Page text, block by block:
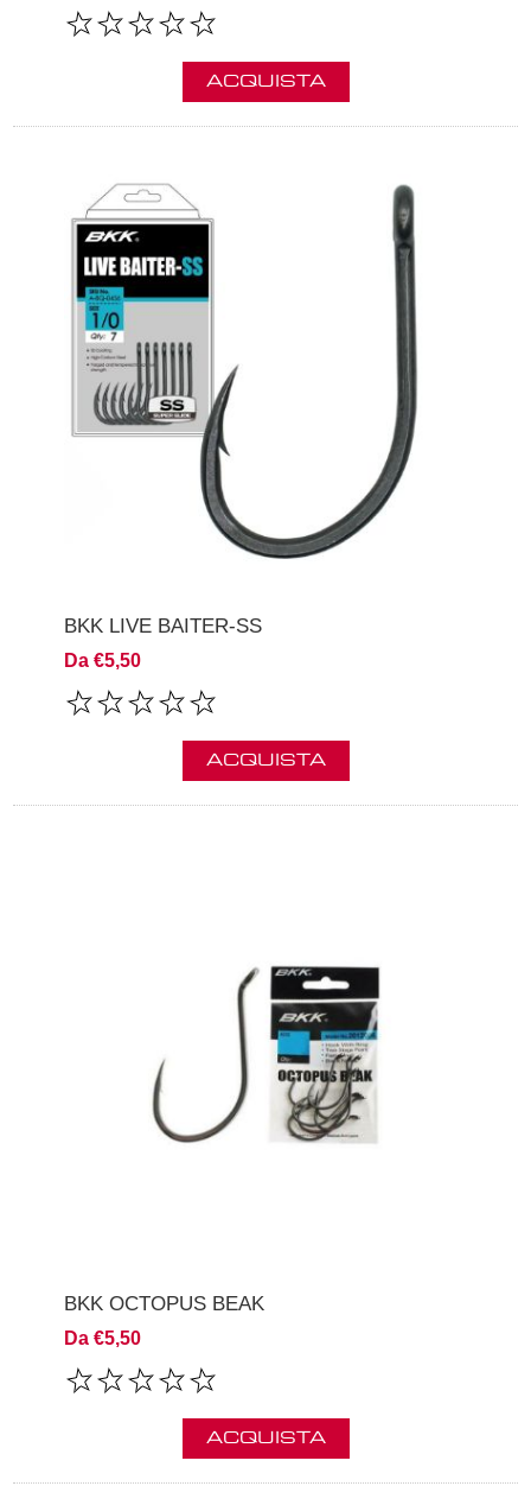
ACQUISTA
BKK LIVE BAITER-SS
Da €5,50
ACQUISTA
BKK OCTOPUS BEAK
Da €5,50
ACQUISTA